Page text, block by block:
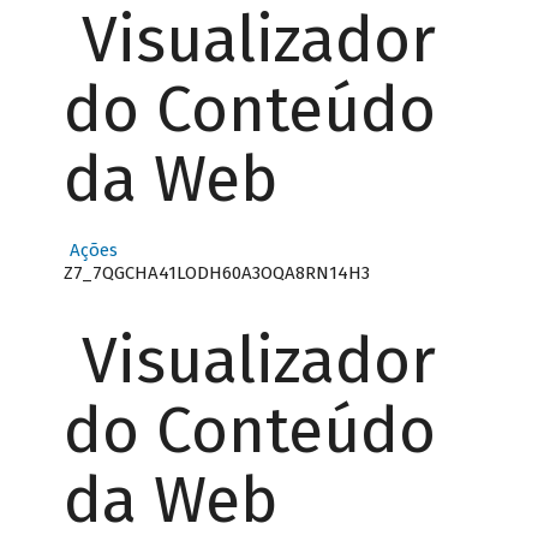
Visualizador
do Conteúdo
da Web
Ações
Z7_7QGCHA41LODH60A3OQA8RN14H3
Visualizador
do Conteúdo
da Web